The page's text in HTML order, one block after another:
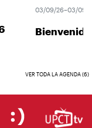
03/09/26–03/09/26
Bienvenida
VER TODA LA AGENDA (6)